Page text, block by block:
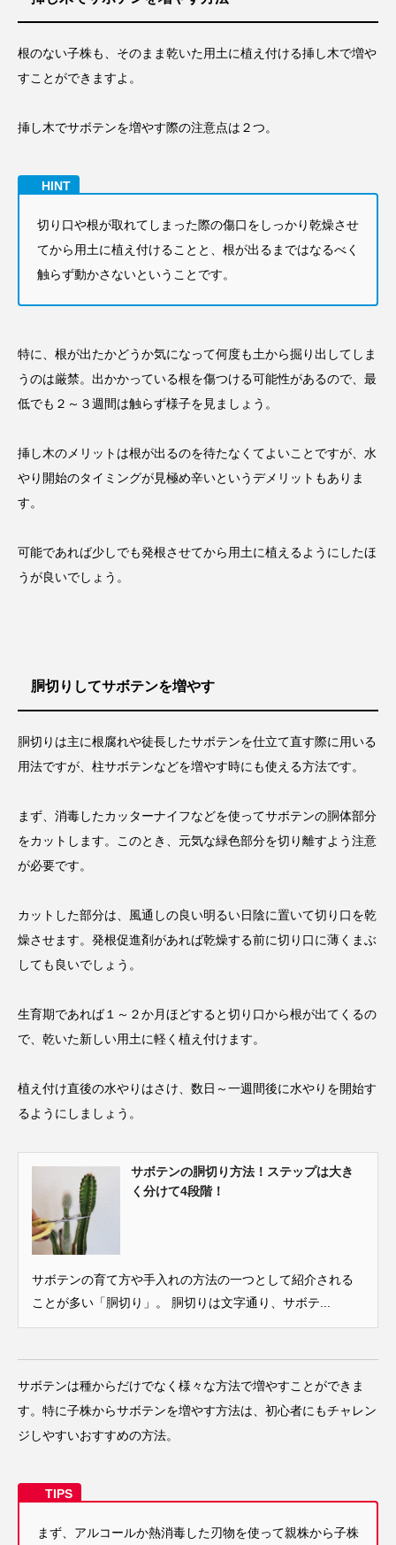
根のない子株も、そのまま乾いた用土に植え付ける挿し木で増や
すことができますよ。
挿し木でサボテンを増やす際の注意点は２つ。
切り口や根が取れてしまった際の傷口をしっかり乾燥させ
てから用土に植え付けることと、根が出るまではなるべく
触らず動かさないということです。
特に、根が出たかどうか気になって何度も土から掘り出してしま
うのは厳禁。出かかっている根を傷つける可能性があるので、最
低でも２～３週間は触らず様子を見ましょう。
挿し木のメリットは根が出るのを待たなくてよいことですが、水
やり開始のタイミングが見極め辛いというデメリットもありま
す。
可能であれば少しでも発根させてから用土に植えるようにしたほ
うが良いでしょう。
胴切りしてサボテンを増やす
胴切りは主に根腐れや徒長したサボテンを仕立て直す際に用いる
用法ですが、柱サボテンなどを増やす時にも使える方法です。
まず、消毒したカッターナイフなどを使ってサボテンの胴体部分
をカットします。このとき、元気な緑色部分を切り離すよう注意
が必要です。
カットした部分は、風通しの良い明るい日陰に置いて切り口を乾
燥させます。発根促進剤があれば乾燥する前に切り口に薄くまぶ
しても良いでしょう。
生育期であれば１～２か月ほどすると切り口から根が出てくるの
で、乾いた新しい用土に軽く植え付けます。
植え付け直後の水やりはさけ、数日～一週間後に水やりを開始す
るようにしましょう。
サボテンの胴切り方法！ステップは大き
く分けて4段階！
サボテンの育て方や手入れの方法の一つとして紹介される
ことが多い「胴切り」。 胴切りは文字通り、サボテ...
サボテンは種からだけでなく様々な方法で増やすことができま
す。特に子株からサボテンを増やす方法は、初心者にもチャレン
ジしやすいおすすめの方法。
まず、アルコールか熱消毒した刃物を使って親株から子株